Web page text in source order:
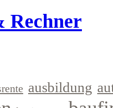
Rechner
ausbildung